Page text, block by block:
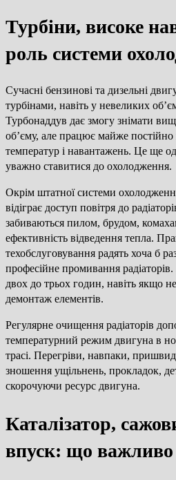
Турбіни, високе
роль системи
Сучасні бензинові та дизельні
турбінами, навіть у невеликих
Турбонаддув дає змогу знімати
об’єму, але працює майже
температур і навантажень. Це ще
уважно ставитися до охолодження.
Окрім штатної системи
відіграє доступ повітря до
забиваються пилом, брудом,
ефективність відведення тепла.
техобслуговування радять хоча б
професійне промивання
двох до трьох годин, навіть якщо
демонтаж елементів.
Регулярне очищення радіаторів
температурний режим двигуна в
трасі. Перегріви, навпаки,
зношення ущільнень, прокладок,
скорочуючи ресурс двигуна.
Каталізатор,
впуск: що важливо